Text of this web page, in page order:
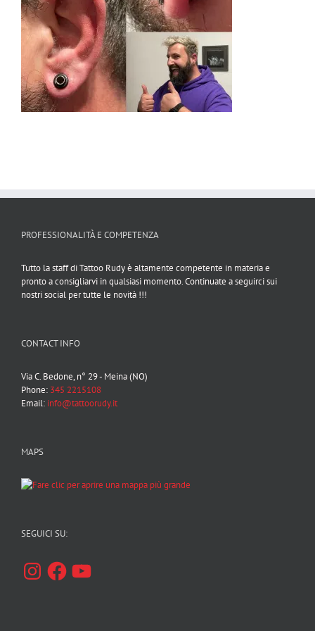
PROFESSIONALITÀ E COMPETENZA
Tutto la staff di Tattoo Rudy è altamente competente in materia e
pronto a consigliarvi in qualsiasi momento. Continuate a seguirci sui
nostri social per tutte le novità !!!
CONTACT INFO
Via C. Bedone, n° 29 - Meina (NO)
Phone: 345 2215108
Email: info@tattoorudy.it
MAPS
SEGUICI SU:
InstagramFacebookYouTube